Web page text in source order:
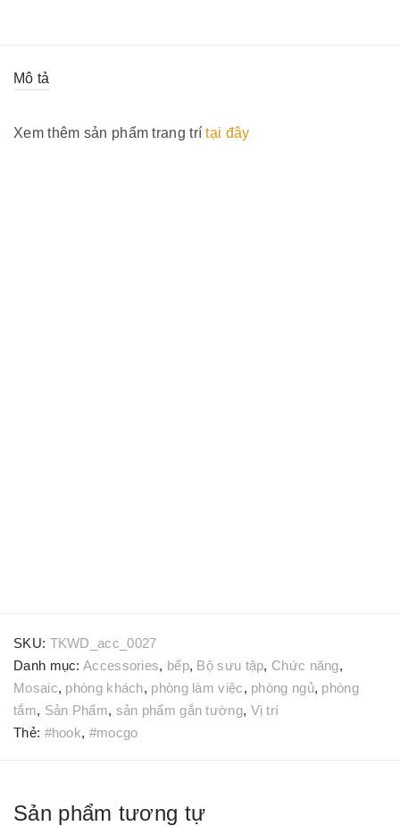
Mô tả
Xem thêm sản phẩm trang trítại đây
SKU: TKWD_acc_0027
Danh mục:Accessories, bếp, Bộ sưu tập, Chức năng,
Mosaic, phòng khách, phòng làm việc, phòng ngủ, phòng
tắm, Sản Phẩm, sản phẩm gắn tường, Vị trí
Thẻ: #hook, #mocgo
Sản phẩm tương tự